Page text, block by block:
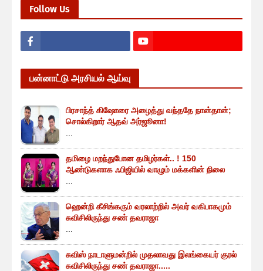
Follow Us
பன்னாட்டு அரசியல் ஆய்வு
பிரசாந்த் கிஷோரை அழைத்து வந்ததே நான்தான்;
சொல்கிறார் ஆதவ் அர்ஜூனா!
தமிழை மறந்துபோன தமிழர்கள்.. ! 150
ஆண்டுகளாக ஃபிஜியில் வாழும் மக்களின் நிலை
ஹென்றி கீசிங்கரும் வரலாற்றில் அவர் வகிபாகமும்
சுவிசிலிருந்து சண் தவராஜா
சுவிஸ் நாடாளுமன்றில் முதலாவது இலங்கையர் குரல்
சுவிசிலிருந்து சண் தவராஜா.....